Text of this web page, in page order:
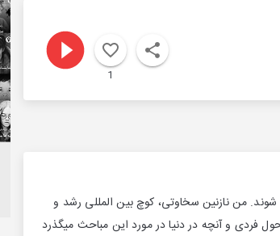
1
من نازنین سخاوتی، کوچ بین المللی رشد و
و آنچه در دنیا در مورد این مباحث میگذرد